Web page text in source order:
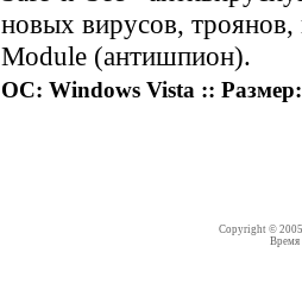
новых вирусов,
Module (антишпион).
ОС: Windows Vista ::
Copyright ©
Время